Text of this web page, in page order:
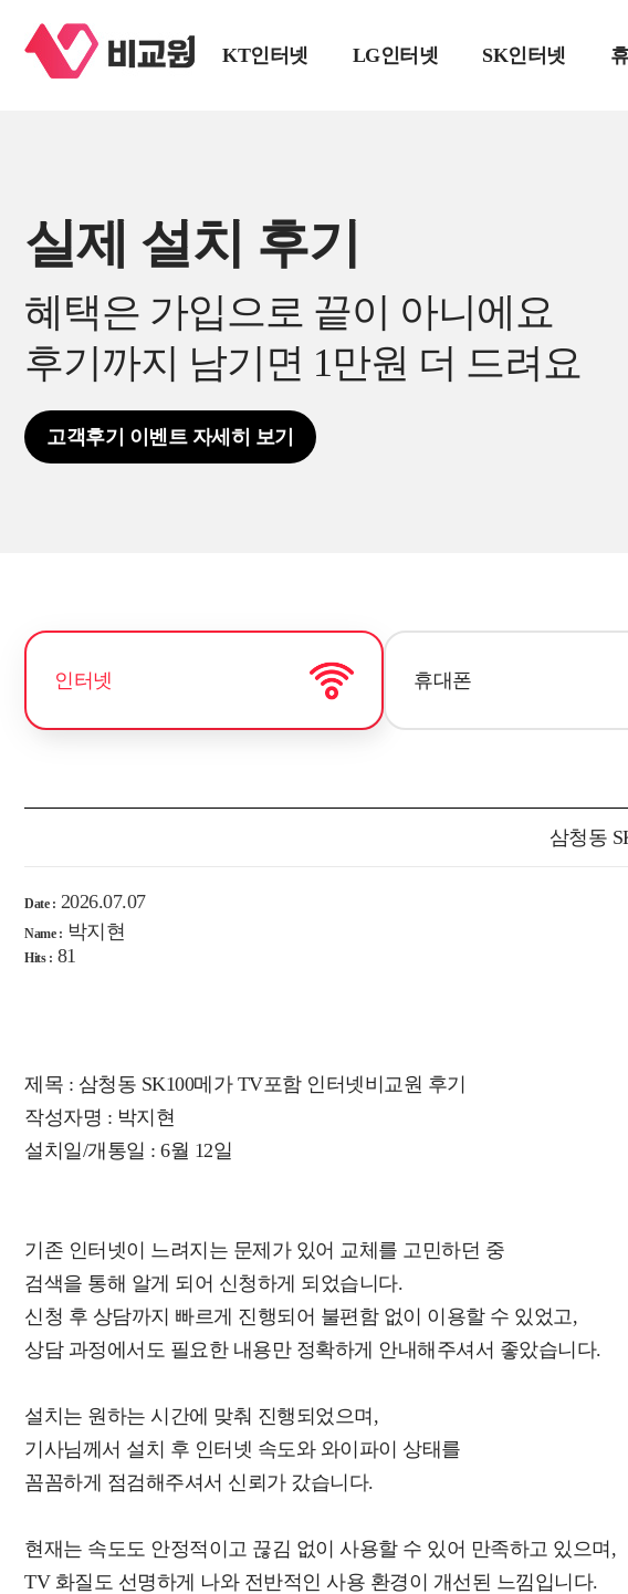
KT인터넷 LG인터넷 SK인터넷
실제 설치 후기
혜택은 가입으로 끝이 아니에요
후기까지 남기면 1만원 더 드려요
고객후기 이벤트 자세히 보기
인터넷 휴대폰
삼청동
Date : 2026.07.07
Name : 박지현
Hits : 81
제목 : 삼청동 SK100메가 TV포함 인터넷비교원 후기
작성자명 : 박지현
설치일/개통일 : 6월 12일
기존 인터넷이 느려지는 문제가 있어 교체를 고민하던 중
검색을 통해 알게 되어 신청하게 되었습니다.
신청 후 상담까지 빠르게 진행되어 불편함 없이 이용할 수 있었고,
상담 과정에서도 필요한 내용만 정확하게 안내해주셔서 좋았습니다.
설치는 원하는 시간에 맞춰 진행되었으며,
기사님께서 설치 후 인터넷 속도와 와이파이 상태를
꼼꼼하게 점검해주셔서 신뢰가 갔습니다.
현재는 속도도 안정적이고 끊김 없이 사용할 수 있어 만족하고 있으며,
TV 화질도 선명하게 나와 전반적인 사용 환경이 개선된 느낌입니다.